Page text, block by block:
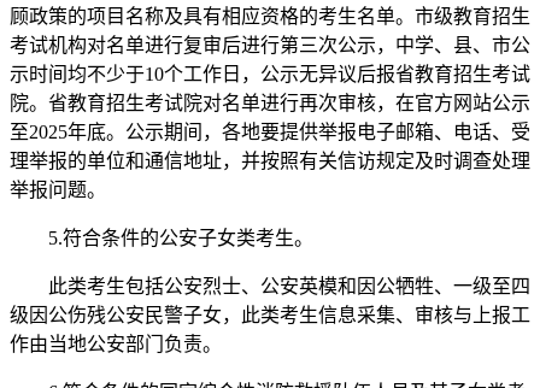
顾政策的项目名称及具有相应资格的考生名单。市级教育招生
考试机构对名单进行复审后进行第三次公示，中学、县、市公
示时间均不少于10个工作日，公示无异议后报省教育招生考试
院。省教育招生考试院对名单进行再次审核，在官方网站公示
至2025年底。公示期间，各地要提供举报电子邮箱、电话、受
理举报的单位和通信地址，并按照有关信访规定及时调查处理
举报问题。
5.符合条件的公安子女类考生。
此类考生包括公安烈士、公安英模和因公牺牲、一级至四
级因公伤残公安民警子女，此类考生信息采集、审核与上报工
作由当地公安部门负责。